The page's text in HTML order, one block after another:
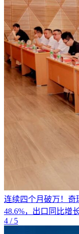
连续四个月破万！奇
48.6%，出口同比增
4 / 5